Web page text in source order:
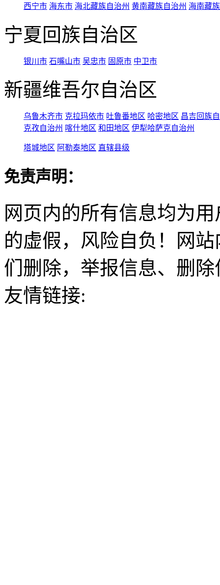
西宁市 海东市 海北藏族自治州 黄南藏族自治州 海南藏
宁夏回族自治区
银川市 石嘴山市 吴忠市 固原市 中卫市
新疆维吾尔自治区
乌鲁木齐市 克拉玛依市 吐鲁番地区 哈密地区 昌吉回族
克孜自治州 喀什地区 和田地区 伊犁哈萨克自治州
塔城地区 阿勒泰地区 直辖县级
免责声明：
网页内的所有信息均为
的虚假，风险自负！网
们删除，举报信息、删
友情链接: